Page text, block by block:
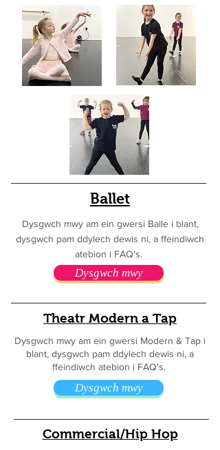
Ballet
Dysgwch mwy am ein gwersi Balle i blant,
dysgwch pam ddylech dewis ni, a ffeindiwch
atebion i FAQ's.
Dysgwch mwy
Theatr Modern a Tap
Dysgwch mwy am ein gwersi Modern & Tap i
blant, dysgwch pam ddylech dewis ni, a
ffeindiwch atebion i FAQ's.
Dysgwch mwy
Commercial/Hip Hop